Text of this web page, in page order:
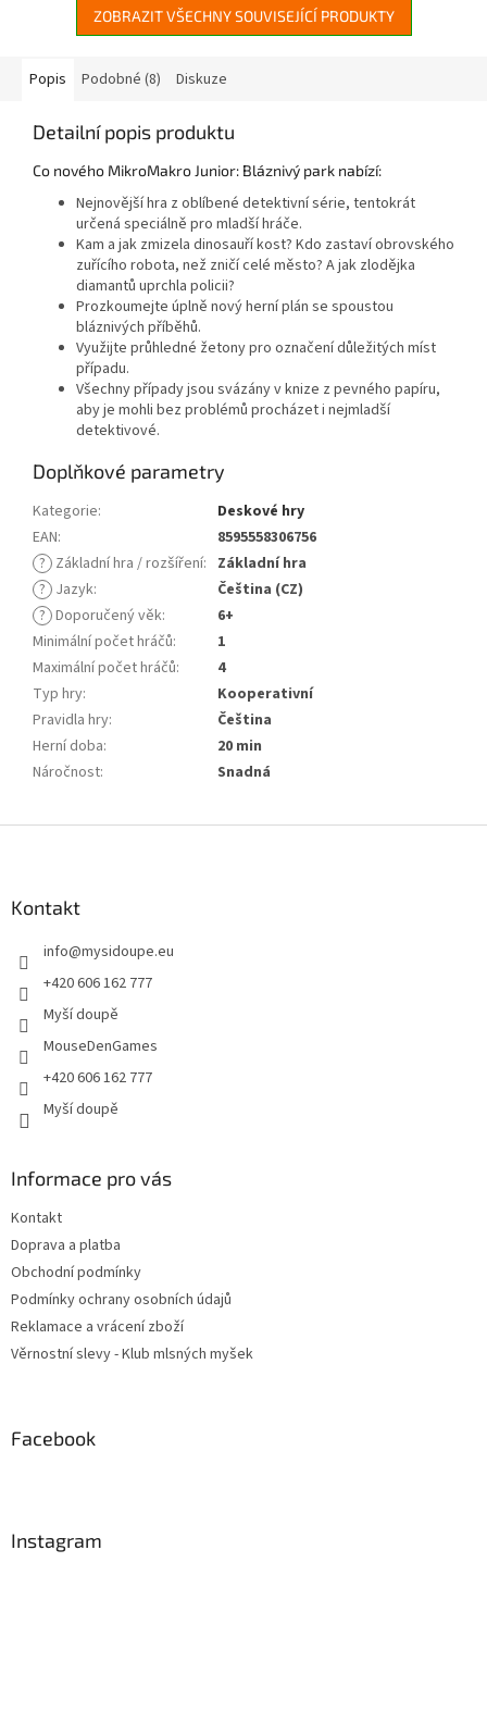
ZOBRAZIT VŠECHNY SOUVISEJÍCÍ PRODUKTY
Popis Podobné (8) Diskuze
Detailní popis produktu
Co nového MikroMakro Junior: Bláznivý park nabízí:
Nejnovější hra z oblíbené detektivní série, tentokrát
určená speciálně pro mladší hráče.
Kam a jak zmizela dinosauří kost? Kdo zastaví obrovského
zuřícího robota, než zničí celé město? A jak zlodějka
diamantů uprchla policii?
Prozkoumejte úplně nový herní plán se spoustou
bláznivých příběhů.
Využijte průhledné žetony pro označení důležitých míst
případu.
Všechny případy jsou svázány v knize z pevného papíru,
aby je mohli bez problémů procházet i nejmladší
detektivové.
Doplňkové parametry
Kategorie:
Deskové hry
EAN:
8595558306756
? Základní hra / rozšíření: Základní hra
? Jazyk:
Čeština (CZ)
? Doporučený věk:
6+
Minimální počet hráčů:
1
Maximální počet hráčů:
4
Typ hry:
Kooperativní
Pravidla hry:
Čeština
Herní doba:
20 min
Náročnost: Snadná
Kontakt
info@mysidoupe.eu
+420 606 162 777
Myší doupě
MouseDenGames
+420 606 162 777
Myší doupě
Informace pro vás
Kontakt
Doprava a platba
Obchodní podmínky
Podmínky ochrany osobních údajů
Reklamace a vrácení zboží
Věrnostní slevy - Klub mlsných myšek
Facebook
Instagram